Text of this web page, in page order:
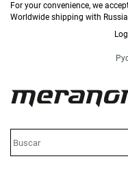
For your convenience, we
Worldwide shipping with